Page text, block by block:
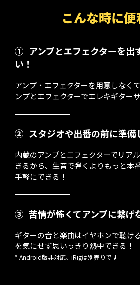
こんな時に便
① アンプとエフェクターを出
い！
アンプ・エフェクターを用意しなく
ンプとエフェクターでエレキギター
② スタジオや出番の前に準備
内蔵のアンプとエフェクターでリア
きるから、生音で弾くよりもっと本
手軽にできる！
③ 苦情が怖くてアンプに繋
ギターの音と楽曲はイヤホンで聴け
を気にせず思いっきり熱中できる！
* Android版非対応、iRigは別売りです